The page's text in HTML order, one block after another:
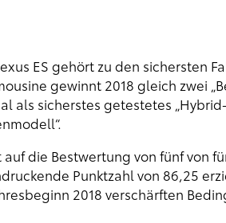
ES gehört zu den sichersten
gewinnt 2018 gleich zwei
als sicherstes getestetes
die Bestwertung von fünf von
Punktzahl von 86,25
2018 verschärften